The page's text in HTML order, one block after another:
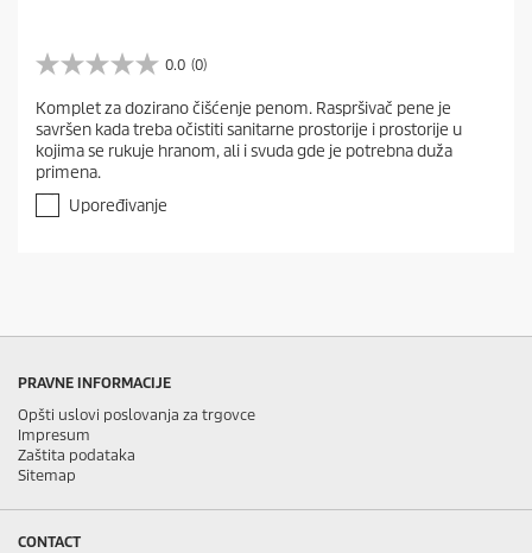
0.0 (0)
0
0
o
d
5
v
Komplet za dozirano čišćenje penom. Raspršivač pene je
savršen kada treba očistiti sanitarne prostorije i prostorije u
kojima se rukuje hranom, ali i svuda gde je potrebna duža
primena.
Upoređivanje
PRAVNE INFORMACIJE
Opšti uslovi poslovanja za trgovce
Impresum
Zaštita podataka
Sitemap
CONTACT